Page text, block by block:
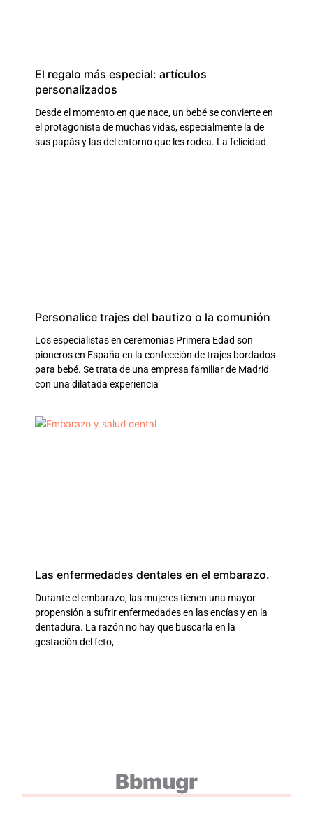
El regalo más especial: artículos
personalizados
Desde el momento en que nace, un bebé se convierte en
el protagonista de muchas vidas, especialmente la de
sus papás y las del entorno que les rodea. La felicidad
Personalice trajes del bautizo o la comunión
Los especialistas en ceremonias Primera Edad son
pioneros en España en la confección de trajes bordados
para bebé. Se trata de una empresa familiar de Madrid
con una dilatada experiencia
Las enfermedades dentales en el embarazo.
Durante el embarazo, las mujeres tienen una mayor
propensión a sufrir enfermedades en las encías y en la
dentadura. La razón no hay que buscarla en la
gestación del feto,
Bbmugr